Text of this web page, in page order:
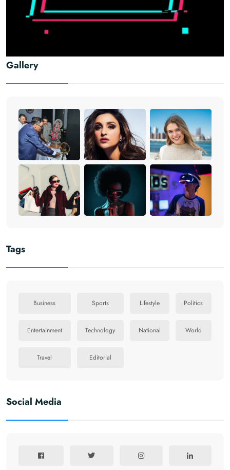
Gallery
Tags
Business Sports Lifestyle Politics
Entertainment Technology National World
Travel Editorial
Social Media